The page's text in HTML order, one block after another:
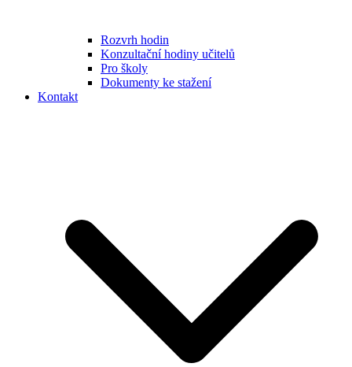
Rozvrh hodin
Konzultační hodiny učitelů
Pro školy
Dokumenty ke stažení
Kontakt